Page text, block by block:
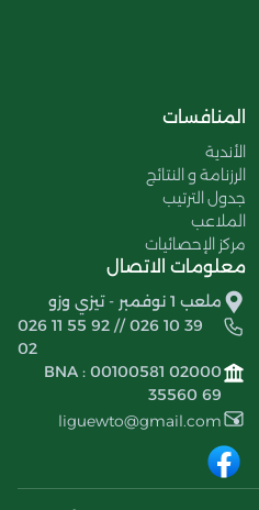
المنافسات
الأندية
الرزنامة و النتائج
جدول الترتيب
الملاعب
مركز الإحصائيات
معلومات الاتصال
ملعب 1 نوفمبر - تيزي وزو
026 11 55 92 // 026 10 39
02
BNA : 00100581 02000
35560 69
liguewto@gmail.com